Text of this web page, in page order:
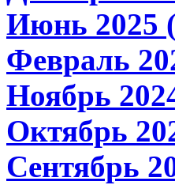
Июнь 2025
Февраль
Ноябрь
Октябрь
Сентябрь